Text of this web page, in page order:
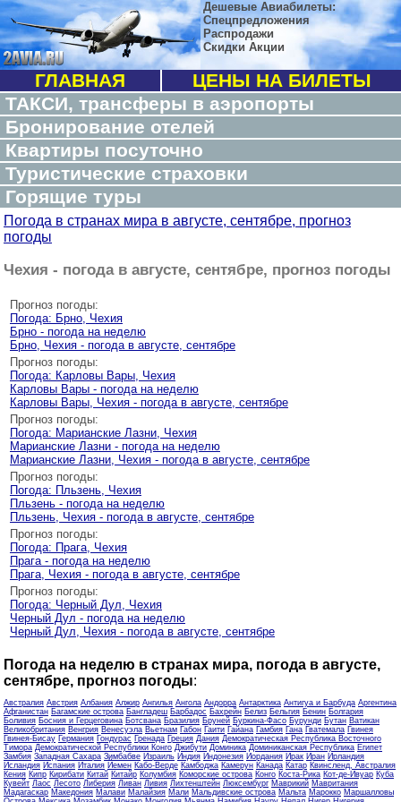
Дешевые Авиабилеты:
Спецпредложения
Распродажи
Скидки Акции
ГЛАВНАЯ
ЦЕНЫ НА БИЛЕТЫ
ТАКСИ, трансферы в аэропорты
Бронирование отелей
Квартиры посуточно
Туристические страховки
Горящие туры
Погода в странах мира в августе, сентябре, прогноз
погоды
Чехия - погода в августе, сентябре, прогноз погоды
Прогноз погоды:
Погода: Брно, Чехия
Брно - погода на неделю
Брно, Чехия - погода в августе, сентябре
Прогноз погоды:
Погода: Карловы Вары, Чехия
Карловы Вары - погода на неделю
Карловы Вары, Чехия - погода в августе, сентябре
Прогноз погоды:
Погода: Марианские Лазни, Чехия
Марианские Лазни - погода на неделю
Марианские Лазни, Чехия - погода в августе, сентябре
Прогноз погоды:
Погода: Пльзень, Чехия
Пльзень - погода на неделю
Пльзень, Чехия - погода в августе, сентябре
Прогноз погоды:
Погода: Прага, Чехия
Прага - погода на неделю
Прага, Чехия - погода в августе, сентябре
Прогноз погоды:
Погода: Черный Дул, Чехия
Черный Дул - погода на неделю
Черный Дул, Чехия - погода в августе, сентябре
Погода на неделю в странах мира, погода в августе,
сентябре, прогноз погоды:
Австралия Австрия Албания Алжир Ангилья Ангола Андорра Антарктика Антигуа и Барбуда Аргентина
Афганистан Багамские острова Бангладеш Барбадос Бахрейн Белиз Бельгия Бенин Болгария
Боливия Босния и Герцеговина Ботсвана Бразилия Бруней Буркина-Фасо Бурунди Бутан Ватикан
Великобритания Венгрия Венесуэла Вьетнам Габон Гаити Гайана Гамбия Гана Гватемала Гвинея
Гвинея-Бисау Германия Гондурас Гренада Греция Дания Демократическая Республика Восточного
Тимора Демократической Республики Конго Джибути Доминика Доминиканская Республика Египет
Замбия Западная Сахара Зимбабве Израиль Индия Индонезия Иордания Ирак Иран Ирландия
Исландия Испания Италия Йемен Кабо-Верде Камбоджа Камерун Канада Катар Квинсленд, Австралия
Кения Кипр Кирибати Китай Китайр Колумбия Коморские острова Конго Коста-Рика Кот-де-Ивуар Куба
Кувейт Лаос Лесото Либерия Ливан Ливия Лихтенштейн Люксембург Маврикий Мавритания
Мадагаскар Македония Малави Малайзия Мали Мальдивские острова Мальта Марокко Маршалловы